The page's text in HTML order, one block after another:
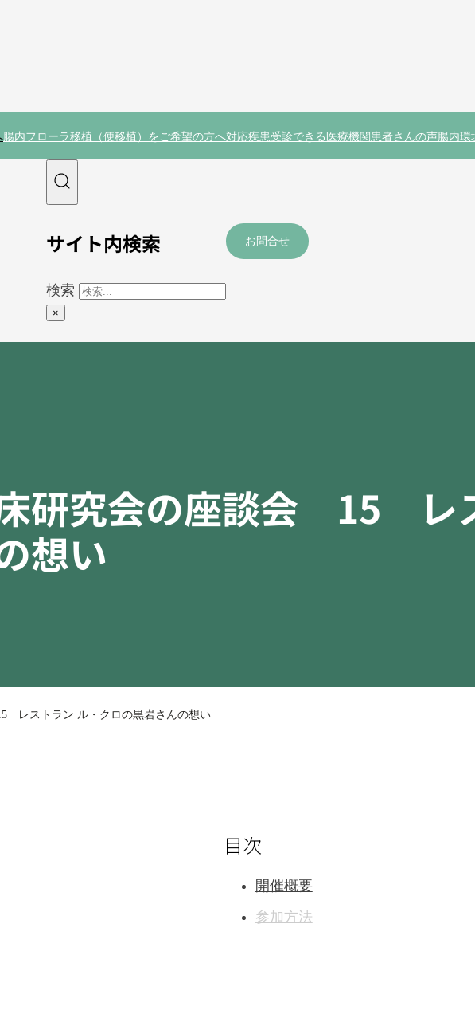
腸内フローラ移植（便移植）をご希望の方へ対応疾患受診できる医療機関 患者さんの声腸内環
サイト内検索
検索
×
お問合せ
研究会の座談会 15 レ
想い
レストラン ル・クロの黒岩さんの想い
目次
開催概要
参加方法